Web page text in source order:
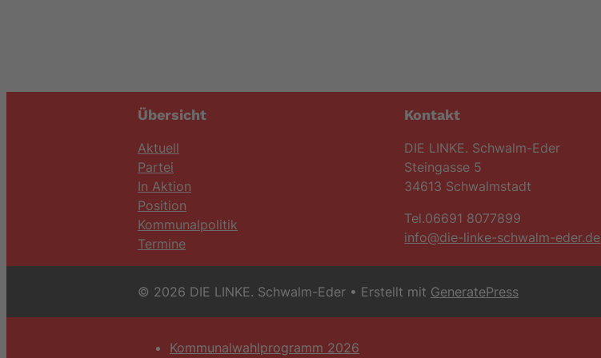
Übersicht
Aktuell
Partei
In Aktion
Position
Kommunalpolitik
Termine
Kontakt
DIE LINKE. Schwalm-Eder
Steingasse 5
34613 Schwalmstadt
Tel.06691 8077899
info@die-linke-schwalm-eder.de
© 2026 DIE LINKE. Schwalm-Eder • Erstellt mit GeneratePress
Kommunalwahlprogramm 2026